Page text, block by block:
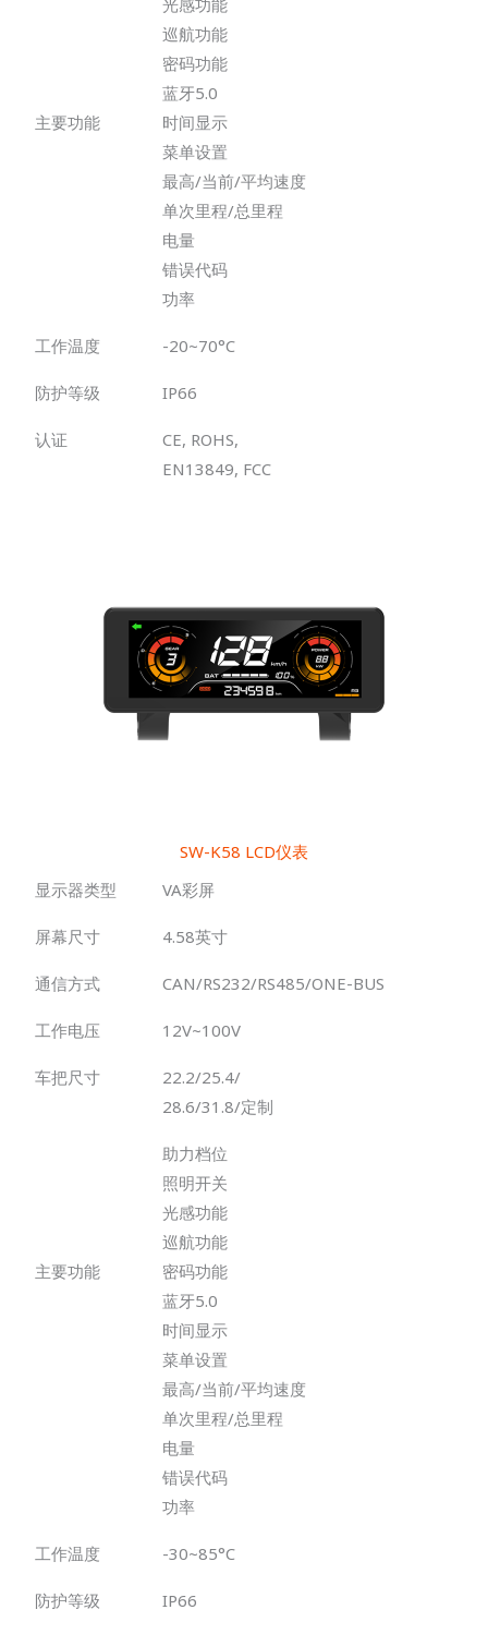
主要功能
巡航功能
密码功能
蓝牙5.0
时间显示
菜单设置
最高/当前/平均速度
单次里程/总里程
电量
错误代码
功率
工作温度 -20~70°C
防护等级 IP66
认证
CE, ROHS,
EN13849, FCC
SW-K58 LCD仪表
显示器类型
VA彩屏
屏幕尺寸 4.58英寸
通信方式 CAN/RS232/RS485/ONE-BUS
工作电压 12V~100V
车把尺寸
22.2/25.4/
28.6/31.8/定制
主要功能
助力档位
照明开关
光感功能
巡航功能
密码功能
蓝牙5.0
时间显示
菜单设置
最高/当前/平均速度
单次里程/总里程
电量
错误代码
功率
工作温度 -30~85°C
防护等级 IP66